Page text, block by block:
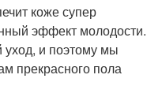
коже супер
эффект молодости.
уход, и поэтому мы
прекрасного пола